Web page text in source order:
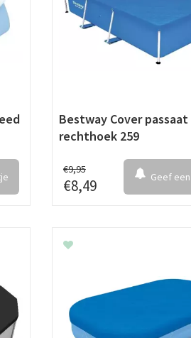
Bestway Cover passaat
rechthoek 259
€9,95
€8,49 Geef